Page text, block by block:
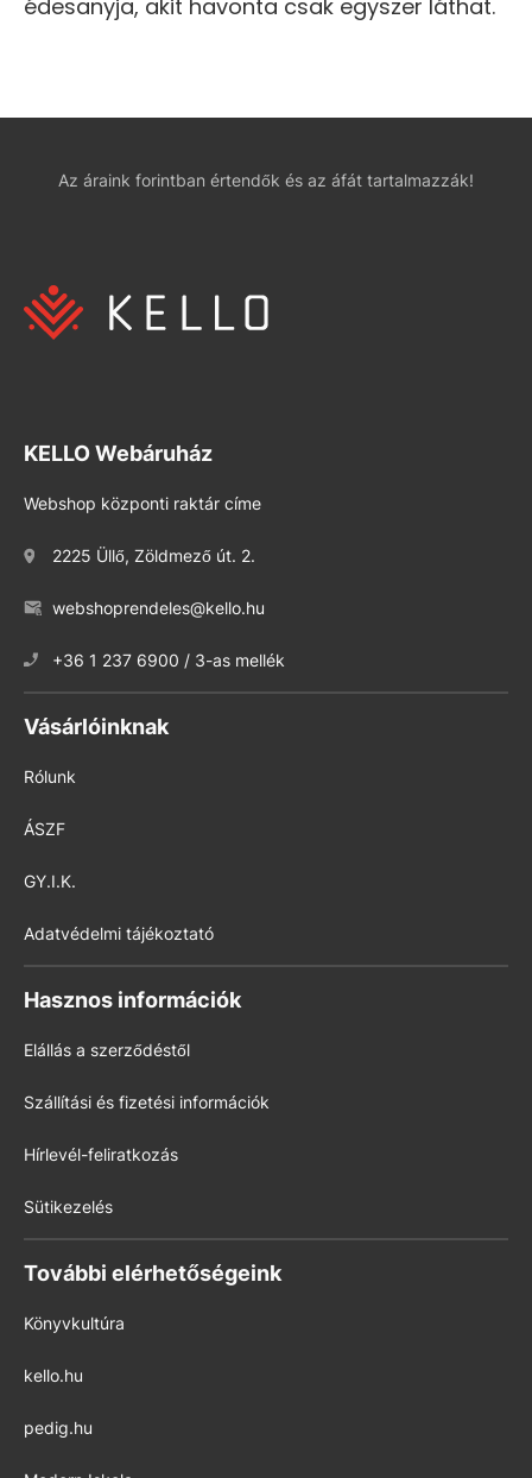
édesanyja, akit havonta csak egyszer láthat.
Az áraink forintban értendők és az áfát tartalmazzák!
KELLO Webáruház
Webshop központi raktár címe
2225 Üllő, Zöldmező út. 2.
webshoprendeles@kello.hu
+36 1 237 6900 / 3-as mellék
Vásárlóinknak
Rólunk
ÁSZF
GY.I.K.
Adatvédelmi tájékoztató
Hasznos információk
Elállás a szerződéstől
Szállítási és fizetési információk
Hírlevél-feliratkozás
Sütikezelés
További elérhetőségeink
Könyvkultúra
kello.hu
pedig.hu